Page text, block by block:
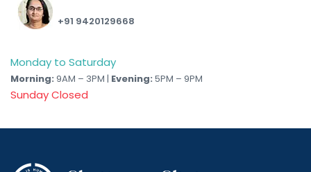
+91 9420129668
Monday to Saturday
Morning: 9AM – 3PM | Evening: 5PM – 9PM
Sunday Closed